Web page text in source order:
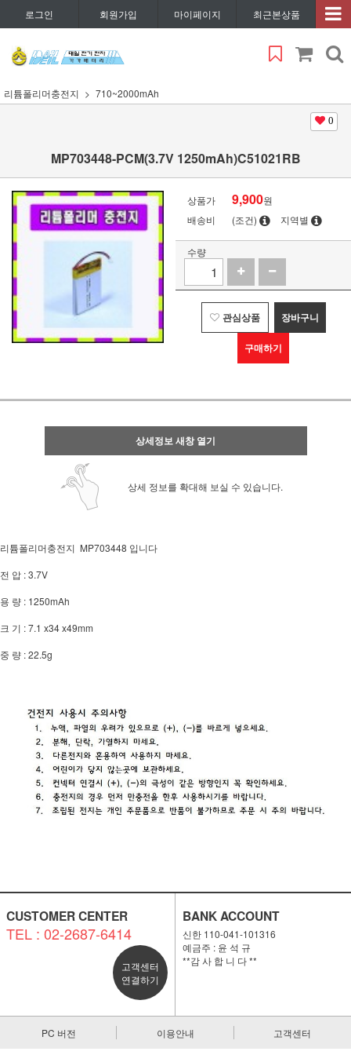
로그인 회원가입 마이페이지 최근본상품
리튬폴리머충전지 710~2000mAh
0
MP703448-PCM(3.7V 1250mAh)C51021RB
상품가 9,900원
배송비
(조건) 지역별
수량
관심상품 장바구니
구매하기
상세정보 새창 열기
상세 정보를 확대해 보실 수 있습니다.
리튬폴리머충전지 MP703448 입니다
전 압 : 3.7V
용 량 : 1250mAh
크 기 : 7.1 x34 x49mm
중 량 : 22.5g
CUSTOMER CENTER
TEL : 02-2687-6414
고객센터
연결하기
BANK ACCOUNT
신한 110-041-101316
예금주 : 윤 석 규
**감 사 합 니 다 **
PC 버전 이용안내 고객센터